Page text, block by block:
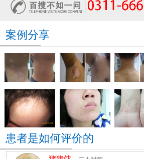
案例分享
患者是如何评价的